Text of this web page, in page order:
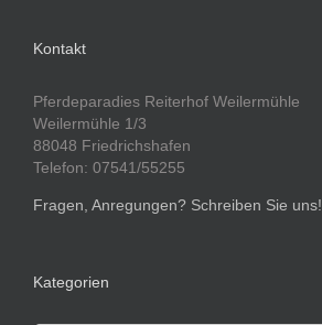
Kontakt
Pferdeparadies Reiterhof Weilermühle
Weilermühle 1/3
88048 Friedrichshafen
Telefon: 07541/55255
Fragen, Anregungen? Schreiben Sie uns!
Kategorien